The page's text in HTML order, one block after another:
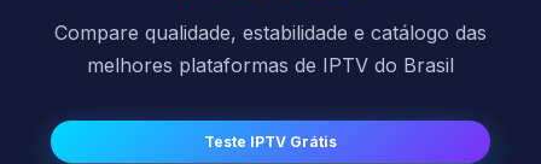
Compare qualidade, estabilidade e catálogo das
melhores plataformas de IPTV do Brasil
Teste IPTV Grátis